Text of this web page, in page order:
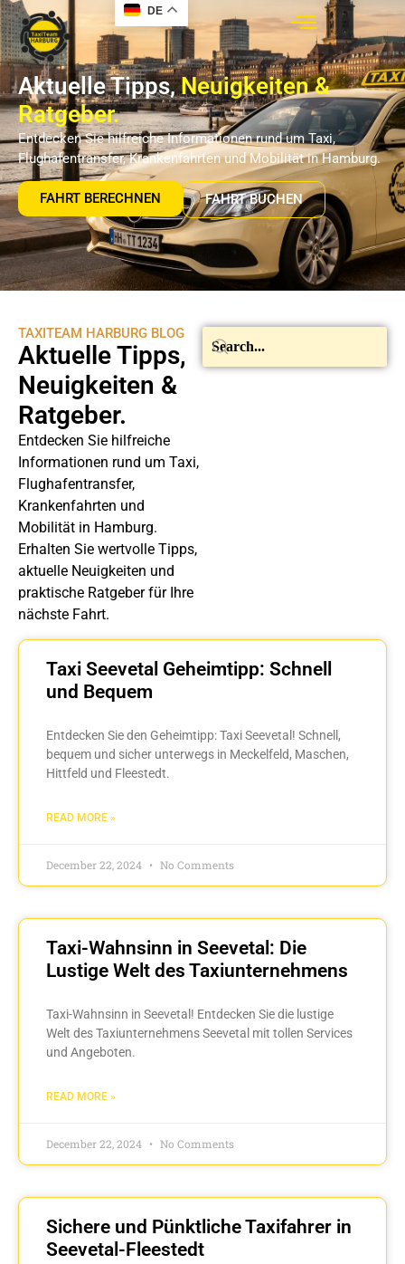
DE
Aktuelle Tipps,Neuigkeiten &
Ratgeber.
Entdecken Sie hilfreiche Informationen rund um Taxi,
Flughafentransfer, Krankenfahrten und Mobilität in Hamburg.
FAHRT BERECHNEN FAHRT BUCHEN
TAXITEAM HARBURG BLOG
Aktuelle Tipps,
Neuigkeiten &
Ratgeber.
Entdecken Sie hilfreiche
Informationen rund um Taxi,
Flughafentransfer,
Krankenfahrten und
Mobilität in Hamburg.
Erhalten Sie wertvolle Tipps,
aktuelle Neuigkeiten und
praktische Ratgeber für Ihre
nächste Fahrt.
Taxi Seevetal Geheimtipp: Schnell
und Bequem
Entdecken Sie den Geheimtipp: Taxi Seevetal! Schnell,
bequem und sicher unterwegs in Meckelfeld, Maschen,
Hittfeld und Fleestedt.
READ MORE »
December 22, 2024 No Comments
Taxi-Wahnsinn in Seevetal: Die
Lustige Welt des Taxiunternehmens
Taxi-Wahnsinn in Seevetal! Entdecken Sie die lustige
Welt des Taxiunternehmens Seevetal mit tollen Services
und Angeboten.
READ MORE »
December 22, 2024 No Comments
Sichere und Pünktliche Taxifahrer in
Seevetal-Fleestedt